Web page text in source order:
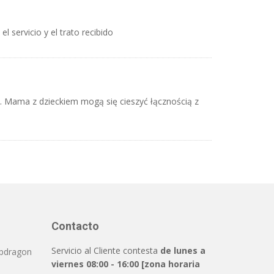
servicio y el trato recibido
z dzieckiem mogą się cieszyć łącznością z
Contacto
Servicio al Cliente contesta de lunes a
viernes 08:00 - 16:00 [zona horaria